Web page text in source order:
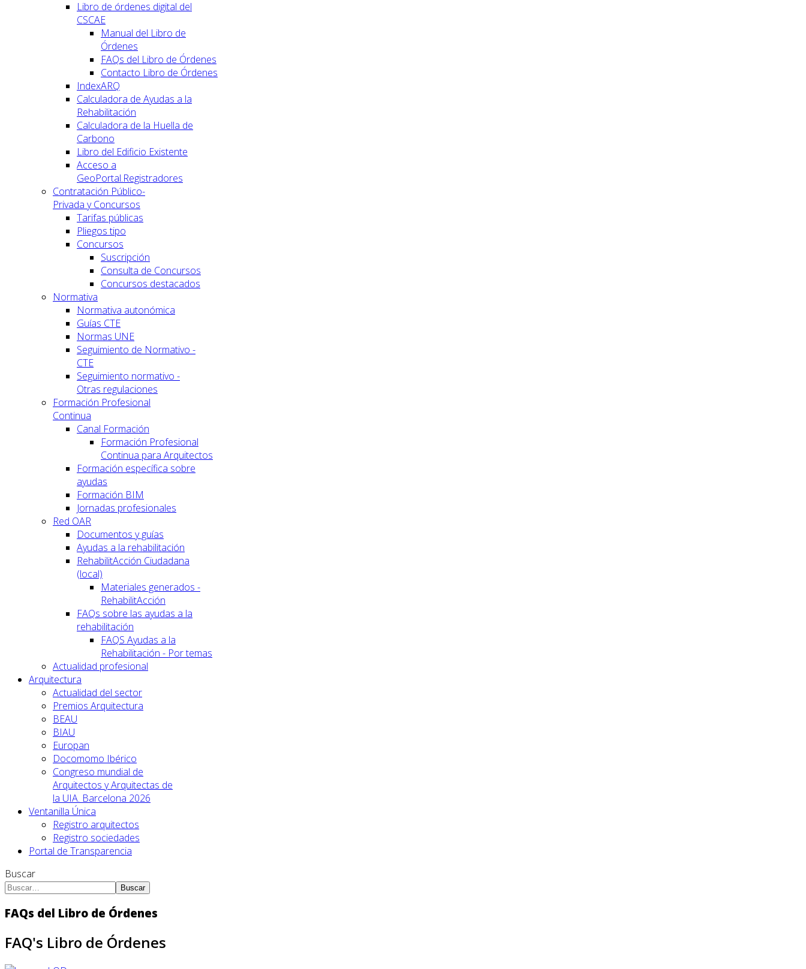
Libro de órdenes digital del
CSCAE
Manual del Libro de
Órdenes
FAQs del Libro de Órdenes
Contacto Libro de Órdenes
IndexARQ
Calculadora de Ayudas a la
Rehabilitación
Calculadora de la Huella de
Carbono
Libro del Edificio Existente
Acceso a
GeoPortal.Registradores
Contratación Público-
Privada y Concursos
Tarifas públicas
Pliegos tipo
Concursos
Suscripción
Consulta de Concursos
Concursos destacados
Normativa
Normativa autonómica
Guías CTE
Normas UNE
Seguimiento de Normativo -
CTE
Seguimiento normativo -
Otras regulaciones
Formación Profesional
Continua
Canal Formación
Formación Profesional
Continua para Arquitectos
Formación específica sobre
ayudas
Formación BIM
Jornadas profesionales
Red OAR
Documentos y guías
Ayudas a la rehabilitación
RehabilitAcción Ciudadana
(local)
Materiales generados -
RehabilitAcción
FAQs sobre las ayudas a la
rehabilitación
FAQS Ayudas a la
Rehabilitación - Por temas
Actualidad profesional
Arquitectura
Actualidad del sector
Premios Arquitectura
BEAU
BIAU
Europan
Docomomo Ibérico
Congreso mundial de
Arquitectos y Arquitectas de
la UIA. Barcelona 2026
Ventanilla Única
Registro arquitectos
Registro sociedades
Portal de Transparencia
Buscar
Buscar
FAQs del Libro de Órdenes
FAQ's Libro de Órdenes